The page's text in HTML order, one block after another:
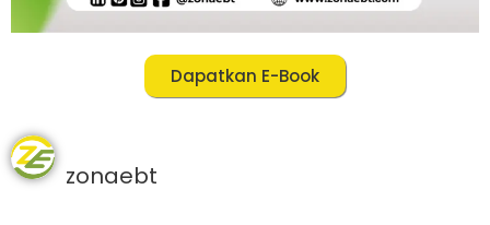
Dapatkan E-Book
zonaebt